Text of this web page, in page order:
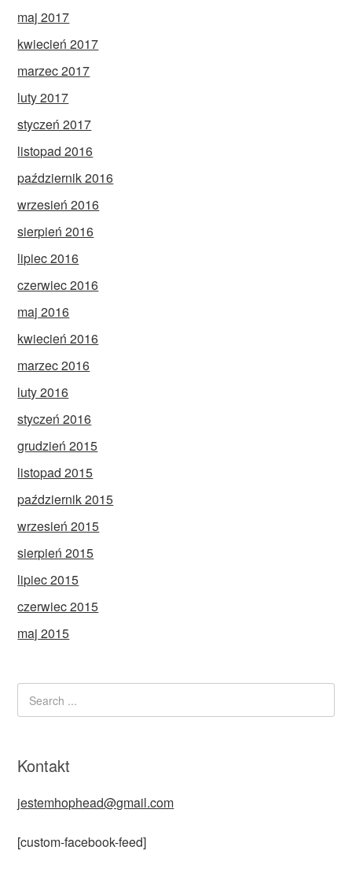
maj 2017
kwiecień 2017
marzec 2017
luty 2017
styczeń 2017
listopad 2016
październik 2016
wrzesień 2016
sierpień 2016
lipiec 2016
czerwiec 2016
maj 2016
kwiecień 2016
marzec 2016
luty 2016
styczeń 2016
grudzień 2015
listopad 2015
październik 2015
wrzesień 2015
sierpień 2015
lipiec 2015
czerwiec 2015
maj 2015
Kontakt
jestemhophead@gmail.com
[custom-facebook-feed]